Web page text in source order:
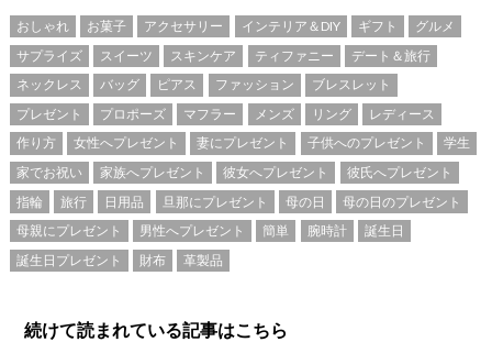
おしゃれ お菓子 アクセサリー インテリア＆DIY ギフト
グルメ
サプライズ
スイーツ スキンケア ティファニー
デート＆旅行
ネックレス
バッグ ピアス ファッション
ブレスレット
プレゼント
プロポーズ マフラー メンズ リング
レディース
作り方
女性へプレゼント 妻にプレゼント 子供へのプレゼント
学生
家でお祝い
家族へプレゼント 彼女へプレゼント
彼氏へプレゼント
指輪
旅行 日用品 旦那にプレゼント 母の日
母の日のプレゼント
母親にプレゼント
男性へプレゼント 簡単 腕時計
誕生日
誕生日プレゼント
財布 革製品
続けて読まれている記事はこちら